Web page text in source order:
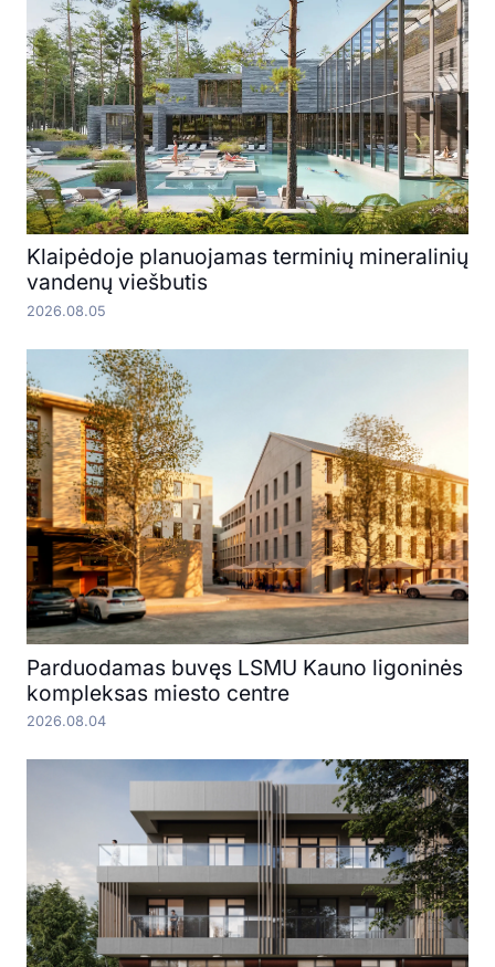
Klaipėdoje planuojamas terminių mineralinių
vandenų viešbutis
2026.08.05
Parduodamas buvęs LSMU Kauno ligoninės
kompleksas miesto centre
2026.08.04